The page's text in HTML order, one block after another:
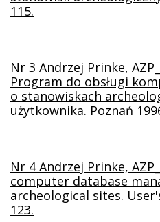
115.
Nr 3 Andrzej Prinke,
Program do obsługi
o stanowiskach
użytkownika. Poznań
Nr 4 Andrzej Prinke,
computer database
archeological sites.
123.